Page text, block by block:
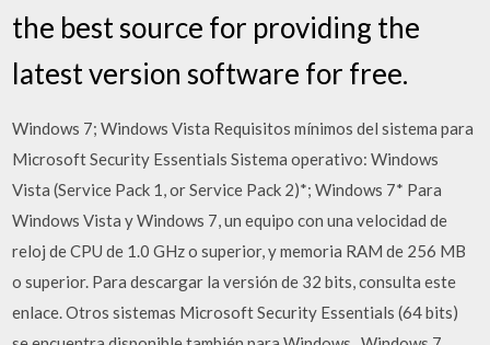
the best source for providing the
latest version software for free.
Windows 7; Windows Vista Requisitos mínimos del sistema para
Microsoft Security Essentials Sistema operativo: Windows
Vista (Service Pack 1, or Service Pack 2)*; Windows 7* Para
Windows Vista y Windows 7, un equipo con una velocidad de
reloj de CPU de 1.0 GHz o superior, y memoria RAM de 256 MB
o superior. Para descargar la versión de 32 bits, consulta este
enlace. Otros sistemas Microsoft Security Essentials (64 bits)